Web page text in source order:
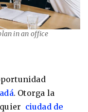
in an office
. Otorga la
ciudad de